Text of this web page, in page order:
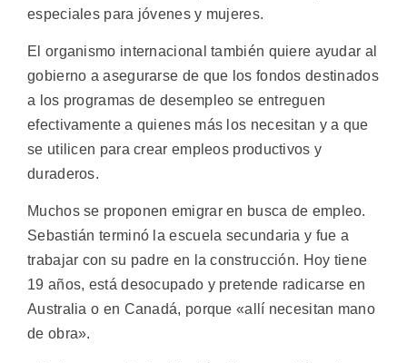
especiales para jóvenes y mujeres.
El organismo internacional también quiere ayudar al
gobierno a asegurarse de que los fondos destinados
a los programas de desempleo se entreguen
efectivamente a quienes más los necesitan y a que
se utilicen para crear empleos productivos y
duraderos.
Muchos se proponen emigrar en busca de empleo.
Sebastián terminó la escuela secundaria y fue a
trabajar con su padre en la construcción. Hoy tiene
19 años, está desocupado y pretende radicarse en
Australia o en Canadá, porque «allí necesitan mano
de obra».